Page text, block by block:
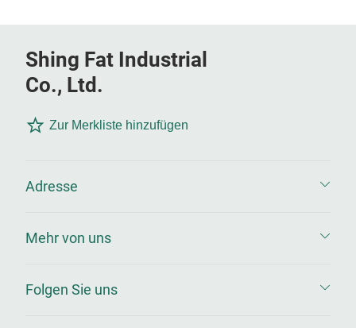
Shing Fat Industrial
Co., Ltd.
Zur Merkliste hinzufügen
Adresse
Mehr von uns
Folgen Sie uns